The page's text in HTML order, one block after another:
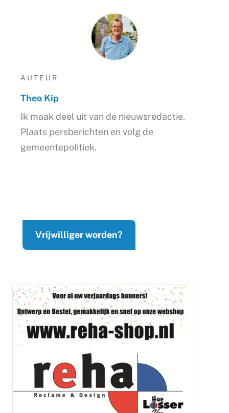
AUTEUR
Theo Kip
Ik maak deel uit van de nieuwsredactie.
Plaats persberichten en volg de
gemeentepolitiek.
Vrijwilliger worden?